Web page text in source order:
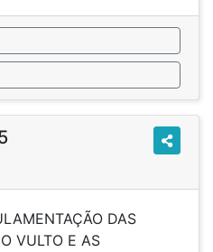
DAS
VULTO E AS